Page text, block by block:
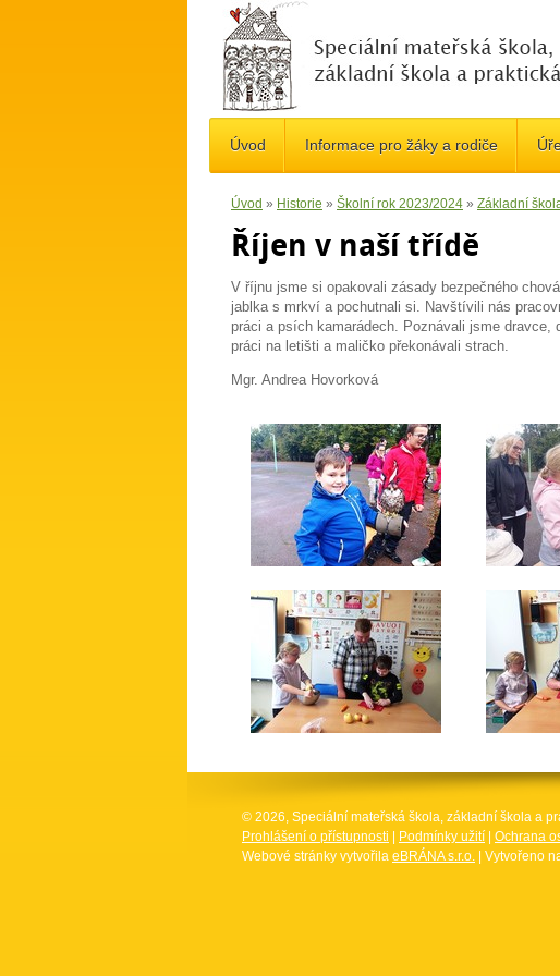
Úvod Informace pro žáky a rodiče
Úvod » Historie » Školní rok 2023/2024 » Základní
Říjen v naší třídě
V říjnu jsme si opakovali zásady bezpečného
jablka s mrkví a pochutnali si. Navštívili nás
práci a psích kamarádech. Poznávali jsme
práci na letišti a maličko překonávali strach.
Mgr. Andrea Hovorková
© 2026, Speciální mateřská škola, základní škola a
Prohlášení o přístupnosti
Podmínky užití Ochrana
Webové stránky vytvořila eBRÁNA s.r.o. | Vytvořeno